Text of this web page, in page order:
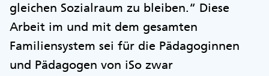
gleichen Sozialraum zu bleiben.“ Diese
Arbeit im und mit dem gesamten
Familiensystem sei für die Pädagoginnen
und Pädagogen von iSo zwar